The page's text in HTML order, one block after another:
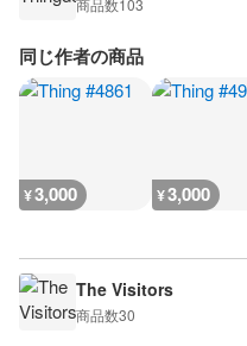
商品数103
同じ作者の商品
¥3,000 ¥3,000
The Visitors
商品数30